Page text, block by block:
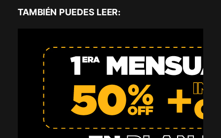
TAMBIÉN PUEDES LEER: